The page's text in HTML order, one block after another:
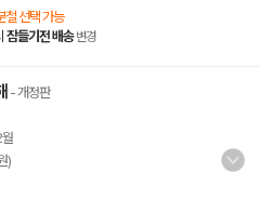
철 선택 가능
잠들기전 배송 변경
- 개정판
)